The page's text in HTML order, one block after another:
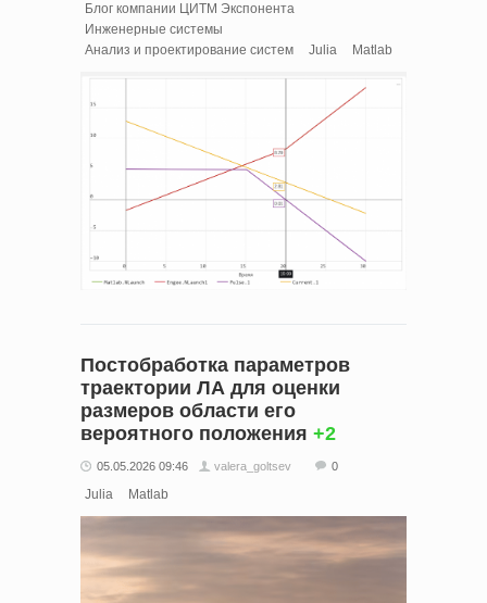
Блог компании ЦИТМ Экспонента
Инженерные системы
Анализ и проектирование систем
Julia Matlab
Постобработка параметров
траектории ЛА для оценки
размеров области его
вероятного положения +2
05.05.2026 09:46 valera_goltsev 0
Julia Matlab